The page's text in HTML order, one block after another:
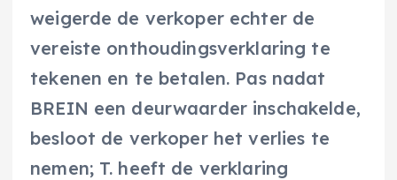
weigerde de verkoper echter de
vereiste onthoudingsverklaring te
tekenen en te betalen. Pas nadat
BREIN een deurwaarder inschakelde,
besloot de verkoper het verlies te
nemen; T. heeft de verklaring